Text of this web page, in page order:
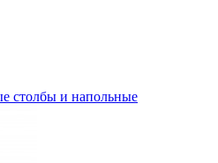
столбы и напольные